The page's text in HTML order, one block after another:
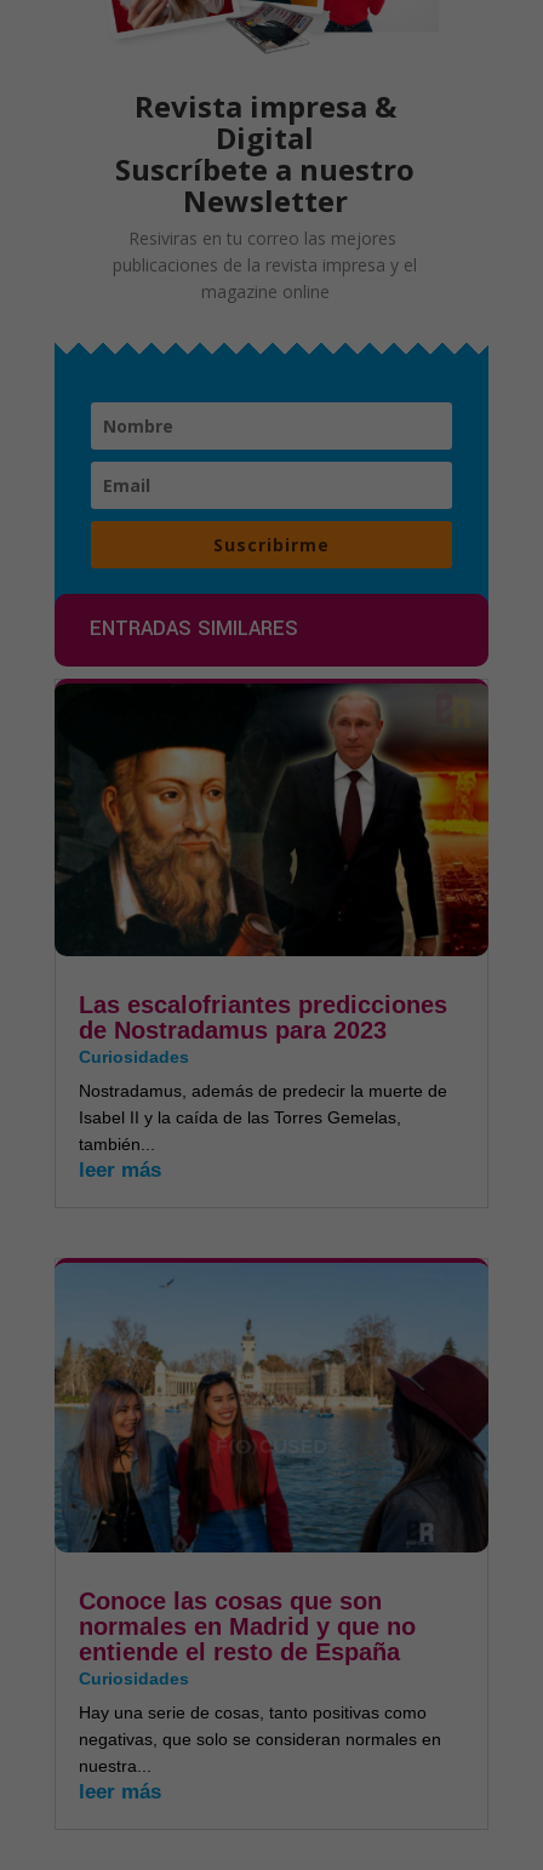
Revista impresa &
Digital
Suscríbete a nuestro
Newsletter
Resiviras en tu correo las mejores
publicaciones de la revista impresa y el
magazine online
Suscribirme
ENTRADAS SIMILARES
Las escalofriantes predicciones
de Nostradamus para 2023
Curiosidades
Nostradamus, además de predecir la muerte de
Isabel II y la caída de las Torres Gemelas,
también...
leer más
Conoce las cosas que son
normales en Madrid y que no
entiende el resto de España
Curiosidades
Hay una serie de cosas, tanto positivas como
negativas, que solo se consideran normales en
nuestra...
leer más